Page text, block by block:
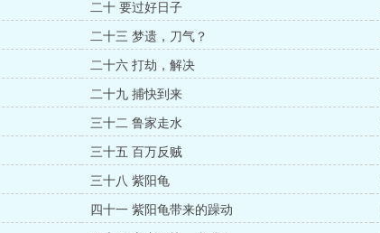
二十 要过好日子
二十三 梦遗，刀气？
二十六 打劫，解决
二十九 捕快到来
三十二 鲁家走水
三十五 百万反贼
三十八 紫阳龟
四十一 紫阳龟带来的躁动